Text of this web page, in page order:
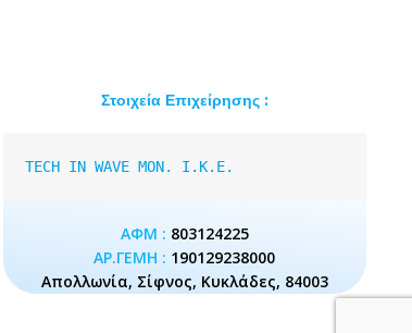
Στοιχεία Επιχείρησης :
TECH IN WAVE MON. I.K.E.
ΑΦΜ : 803124225
ΑΡ.ΓΕΜΗ : 190129238000
Απολλωνία, Σίφνος, Κυκλάδες, 84003